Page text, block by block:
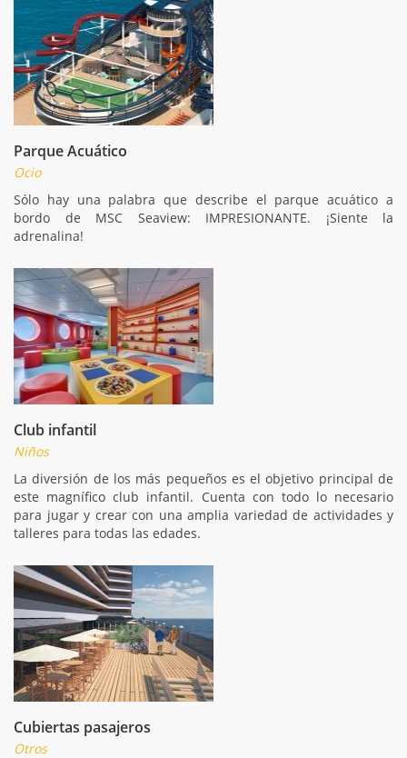
Parque Acuático
Ocio
Sólo hay una palabra que describe el parque acuático a
bordo de MSC Seaview: IMPRESIONANTE. ¡Siente la
adrenalina!
Club infantil
Niños
La diversión de los más pequeños es el objetivo principal de
este magnífico club infantil. Cuenta con todo lo necesario
para jugar y crear con una amplia variedad de actividades y
talleres para todas las edades.
Cubiertas pasajeros
Otros